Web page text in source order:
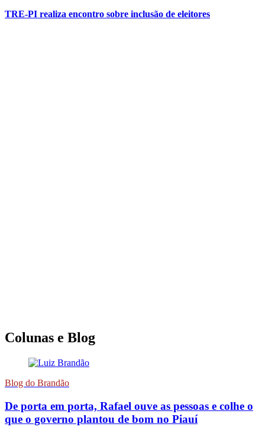
TRE-PI realiza encontro sobre inclusão de eleitores
Colunas e Blog
Blog do Brandão
De porta em porta, Rafael ouve as pessoas e colhe o
que o governo plantou de bom no Piauí